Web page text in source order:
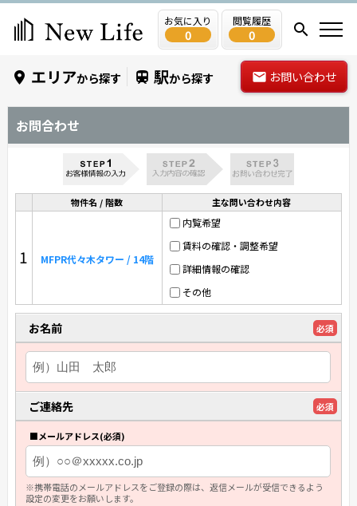
お気に入り
0
閲覧履歴
0
エリアから探す 駅から探す お問い合わせ
お問合わせ
物件名 / 階数 主な問い合わせ内容
1 MFPR代々木タワー / 14階
内覧希望
賃料の確認・調整希望
詳細情報の確認
その他
お名前 必須
ご連絡先 必須
■メールアドレス(必須)
※携帯電話のメールアドレスをご登録の際は、返信メールが受信できるよう
設定の変更をお願いします。